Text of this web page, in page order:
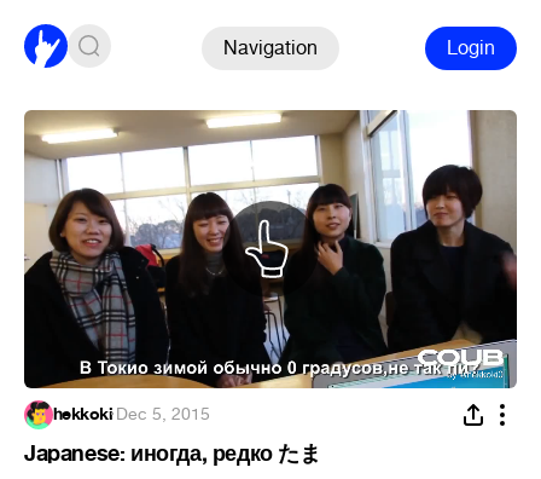
Navigation Login
hekkoki·Dec 5, 2015
Japanese: иногда, редко たま